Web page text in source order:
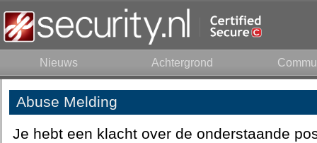
Nieuws Achtergrond
Abuse Melding
Je hebt een klacht over de onderstaande